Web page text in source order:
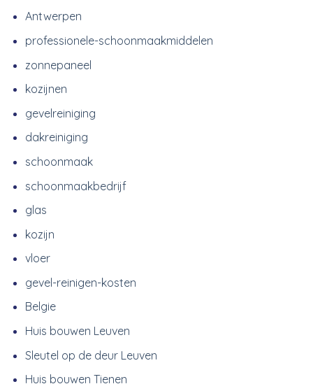
Antwerpen
professionele-schoonmaakmiddelen
zonnepaneel
kozijnen
gevelreiniging
dakreiniging
schoonmaak
schoonmaakbedrijf
glas
kozijn
vloer
gevel-reinigen-kosten
Belgie
Huis bouwen Leuven
Sleutel op de deur Leuven
Huis bouwen Tienen